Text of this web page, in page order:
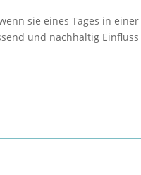
sie eines Tages in
und nachhaltig